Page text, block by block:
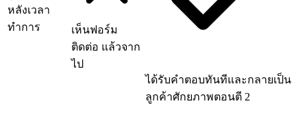
หลังเวลา
ทำการ
เห็นฟอร์ม
ติดต่อ แล้วจาก
ไป
ได้รับคำตอบทันทีและกลายเป็น
ลูกค้าศักยภาพตอนตี 2